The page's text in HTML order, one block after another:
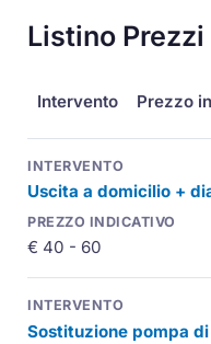
Listino
Intervento Prezzo
Uscita a domicilio +
€ 40 - 60
Sostituzione pompa